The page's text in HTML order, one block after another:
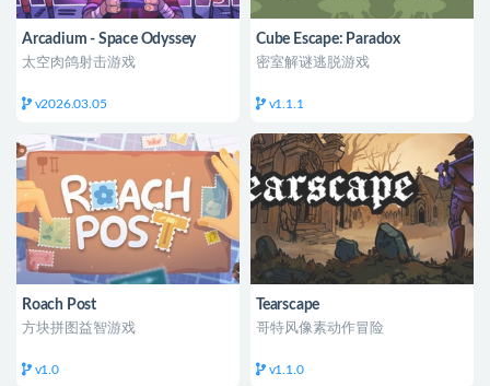
Arcadium - Space Odyssey
太空肉鸽射击游戏
v2026.03.05
Cube Escape: Paradox
密室解谜逃脱游戏
v1.1.1
Roach Post
方块拼图益智游戏
v1.0
Tearscape
哥特风像素动作冒险
v1.1.0